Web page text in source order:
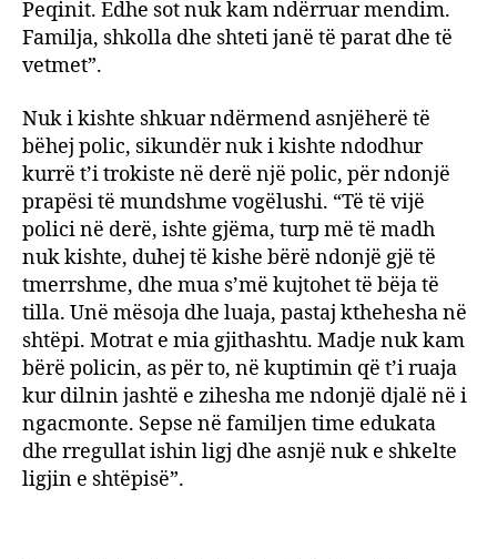
Peqinit. Edhe sot nuk kam ndërruar mendim.
Familja, shkolla dhe shteti janë të parat dhe të
vetmet”.
Nuk i kishte shkuar ndërmend asnjëherë të
bëhej polic, sikundër nuk i kishte ndodhur
kurrë t’i trokiste në derë një polic, për ndonjë
prapësi të mundshme vogëlushi. “Të të vijë
polici në derë, ishte gjëma, turp më të madh
nuk kishte, duhej të kishe bërë ndonjë gjë të
tmerrshme, dhe mua s’më kujtohet të bëja të
tilla. Unë mësoja dhe luaja, pastaj kthehesha në
shtëpi. Motrat e mia gjithashtu. Madje nuk kam
bërë policin, as për to, në kuptimin që t’i ruaja
kur dilnin jashtë e zihesha me ndonjë djalë në i
ngacmonte. Sepse në familjen time edukata
dhe rregullat ishin ligj dhe asnjë nuk e shkelte
ligjin e shtëpisë”.